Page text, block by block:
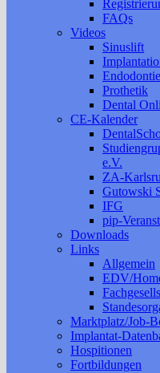
FAQs
Videos
Sinuslift
Endodontie
Prothetik
Dental
CE-Kalender
e.V.
ZA-
Gutowski
IFG
pip-
Downloads
Links
Allgemein
EDV/
Marktplatz/Job-
Implantat-
Hospitionen
Fortbildungen